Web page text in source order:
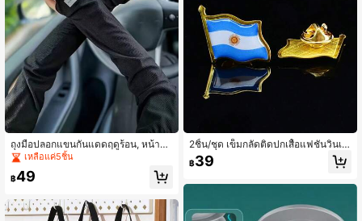
ถุงมือปลอกแขนกันแดดฤดูร้อน, หน้ากา
ก, ปลอกแขนดีไซน์สะท้อนแสง, ยูนิเซกส์
สำหรับปั่นจักรยานกลางแจ้ง
เหลือแค่5ชิ้น
฿49
2ชิ้น/ชุด เข็มกลัดติดปกเสื้อแฟชั่นวินเท
จ เหมาะสำหรับงานเฉลิมฉลอง, การปร
ะชุม และการตกแต่งแบบลำลอง, สามา
฿39